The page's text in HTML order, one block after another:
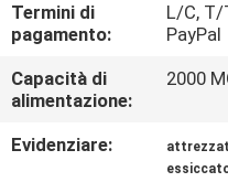
RICHIEDA
UNA
CITAZIONE
Termini di
pagamento:
L/C, T/
PayPal
Capacità di
alimentazione:
2000
Evidenziare: